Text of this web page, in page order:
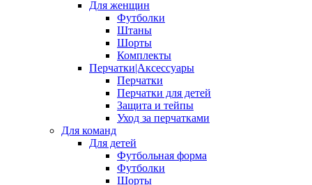
Для женщин
Футболки
Штаны
Шорты
Комплекты
Перчатки|Аксессуары
Перчатки
Перчатки для детей
Защита и тейпы
Уход за перчатками
Для команд
Для детей
Футбольная форма
Футболки
Шорты